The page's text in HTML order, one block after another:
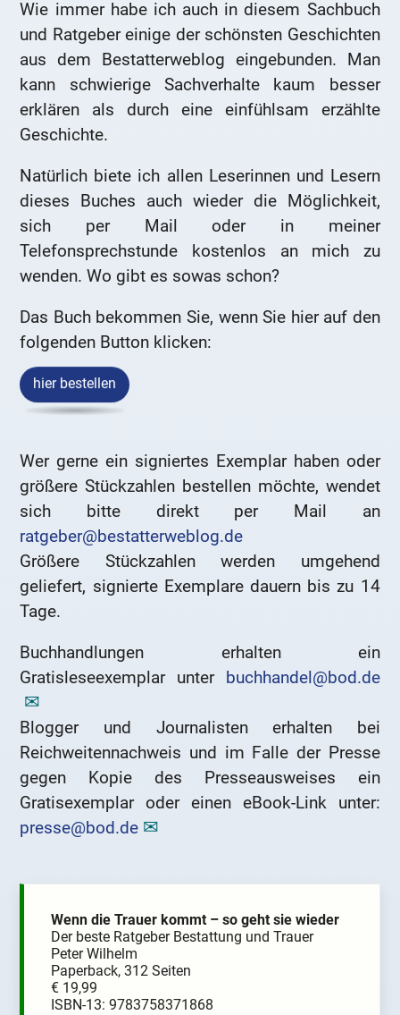
Wie immer habe ich auch in diesem Sachbuch
und Ratgeber einige der schönsten Geschichten
aus dem Bestatterweblog eingebunden. Man
kann schwierige Sachverhalte kaum besser
erklären als durch eine einfühlsam erzählte
Geschichte.
Natürlich biete ich allen Leserinnen und Lesern
dieses Buches auch wieder die Möglichkeit,
sich per Mail oder in meiner
Telefonsprechstunde kostenlos an mich zu
wenden. Wo gibt es sowas schon?
Das Buch bekommen Sie, wenn Sie hier auf den
folgenden Button klicken:
hier bestellen
Wer gerne ein signiertes Exemplar haben oder
größere Stückzahlen bestellen möchte, wendet
sich bitte direkt per Mail an
ratgeber@bestatterweblog.de
Größere Stückzahlen werden umgehend
geliefert, signierte Exemplare dauern bis zu 14
Tage.
Buchhandlungen erhalten ein
Gratisleseexemplar unter buchhandel@bod.de
Blogger und Journalisten erhalten bei
Reichweitennachweis und im Falle der Presse
gegen Kopie des Presseausweises ein
Gratisexemplar oder einen eBook-Link unter:
presse@bod.de
Wenn die Trauer kommt – so geht sie wieder
Der beste Ratgeber Bestattung und Trauer
Peter Wilhelm
Paperback, 312 Seiten
€ 19,99
ISBN-13: 9783758371868